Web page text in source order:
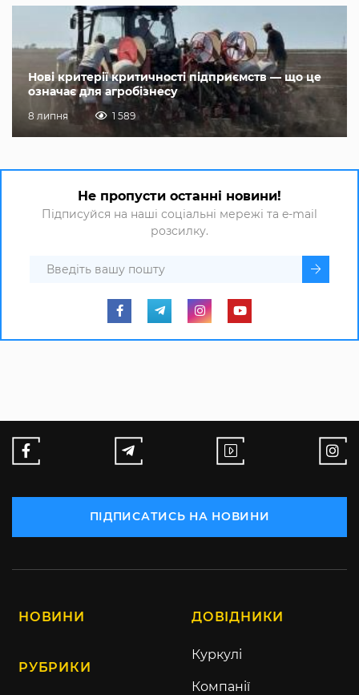
Нові критерії критичності підприємств — що це
означає для агробізнесу
8 липня 1 589
Не пропусти останні новини!
Підписуйся на наші соціальні мережі та e-mail
розсилку.
ПІДПИСАТИСЬ НА НОВИНИ
НОВИНИ
РУБРИКИ
ДОВІДНИКИ
Куркулі
Компанії